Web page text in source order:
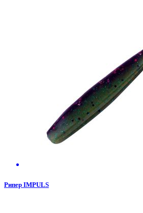
Рипер IMPULS